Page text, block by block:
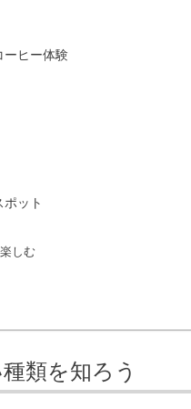
ーヒー体験
ット
しむ
類を知ろう